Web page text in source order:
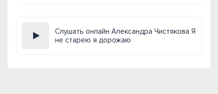
Слушать онлайн Александра Чистякова Я
не старею я дорожаю